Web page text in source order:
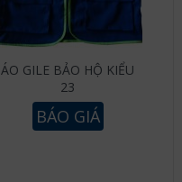
ÁO GILE BẢO HỘ KIỂU
23
BÁO GIÁ